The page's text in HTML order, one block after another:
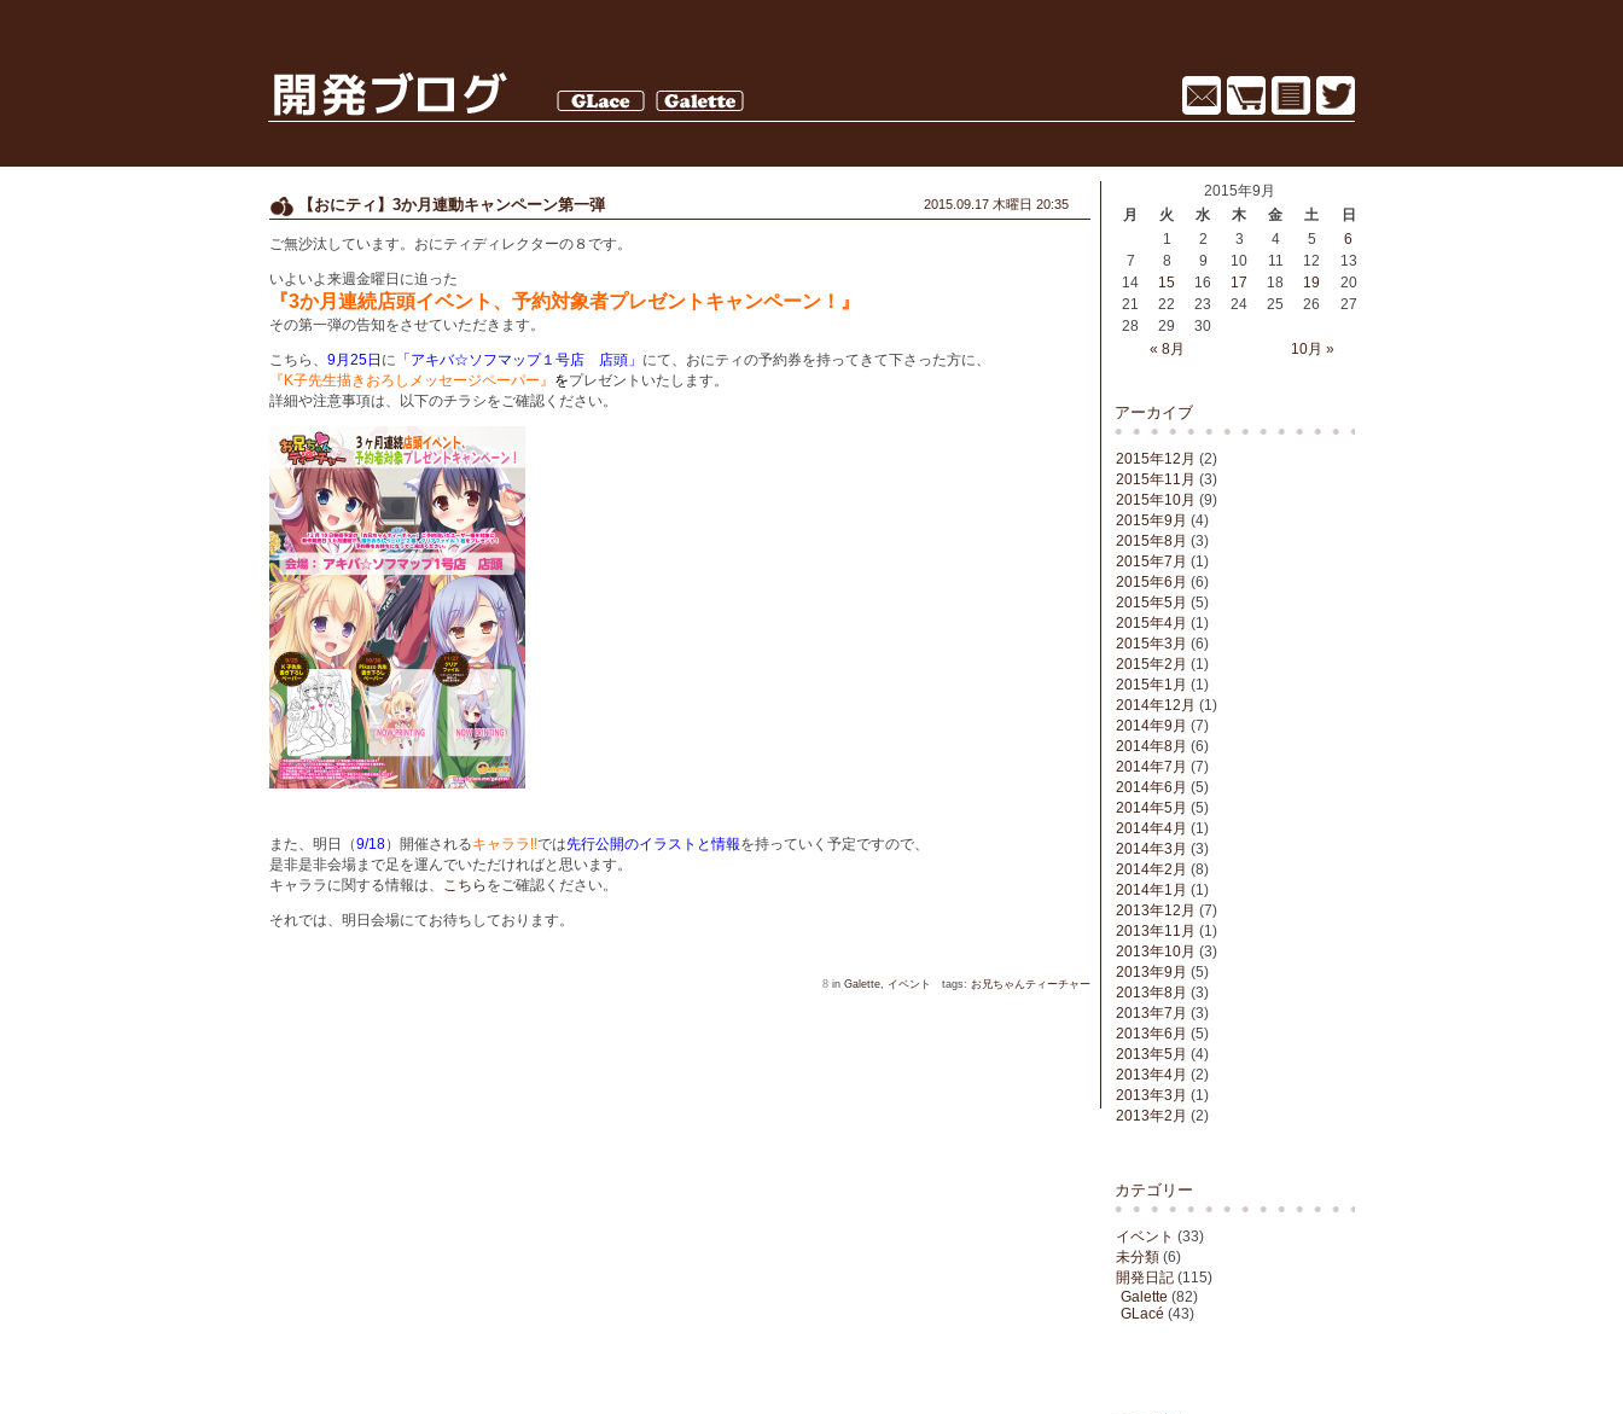
2015年9月
月
火 水 木 金 土 日
« 8月 10月 »
1 2 3 4 5
6
7
8 9 10 11 12
13
14
15 16 17 18 19
20
21
22 23 24 25 26
27
28
29 30
アーカイブ
2015年12月 (2)
2015年11月 (3)
2015年10月 (9)
2015年9月 (4)
2015年8月 (3)
2015年7月 (1)
2015年6月 (6)
2015年5月 (5)
2015年4月 (1)
2015年3月 (6)
2015年2月 (1)
2015年1月 (1)
2014年12月 (1)
2014年9月 (7)
2014年8月 (6)
2014年7月 (7)
2014年6月 (5)
2014年5月 (5)
2014年4月 (1)
2014年3月 (3)
2014年2月 (8)
2014年1月 (1)
2013年12月 (7)
2013年11月 (1)
2013年10月 (3)
2013年9月 (5)
2013年8月 (3)
2013年7月 (3)
2013年6月 (5)
2013年5月 (4)
2013年4月 (2)
2013年3月 (1)
2013年2月 (2)
カテゴリー
イベント (33)
未分類 (6)
開発日記 (115)
Galette (82)
GLacé (43)
2015.09.17 木曜日 20:35
【おにティ】3か月連動キャンペーン第一弾
ご無沙汰しています。おにティディレクターの８です。
いよいよ来週金曜日に迫った
『3か月連続店頭イベント、予約対象者プレゼントキャンペーン！』
その第一弾の告知をさせていただきます。
こちら、 9月25日 に 「アキバ☆ソフマップ１号店 店頭」 にて、おにティの予約券を持ってきて下さった方に、
『K子先生描きおろしメッセージペーパー』 をプレゼントいたします。
詳細や注意事項は、以下のチラシをご確認ください。
また、明日（9/18）開催されるキャララ!!では先行公開のイラストと情報を持っていく予定ですので、
是非是非会場まで足を運んでいただければと思います。
キャララに関する情報は、 こちら をご確認ください。
それでは、明日会場にてお待ちしております。
8 in Galette, イベント tags: お兄ちゃんティーチャー